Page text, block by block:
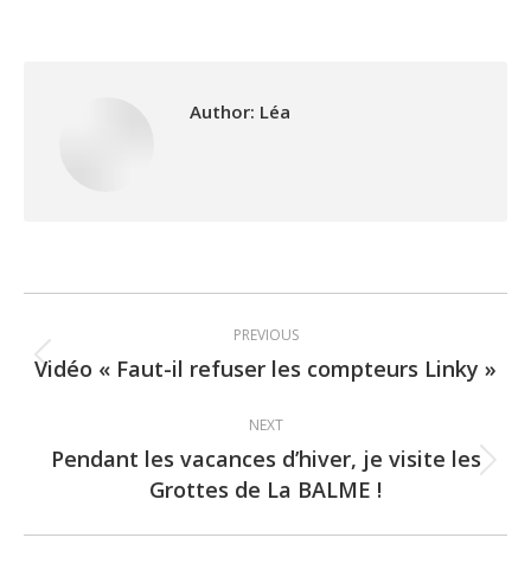
Author: Léa
navigation
PREVIOUS
Previous
Vidéo « Faut-il refuser les compteurs Linky »
NEXT
Next
post:
Pendant les vacances d’hiver, je visite les
Grottes de La BALME !